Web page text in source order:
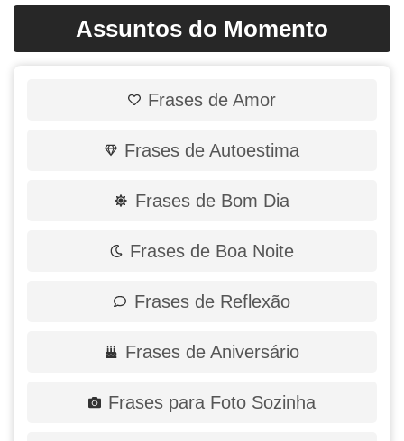
Assuntos do Momento
Frases de Amor
Frases de Autoestima
Frases de Bom Dia
Frases de Boa Noite
Frases de Reflexão
Frases de Aniversário
Frases para Foto Sozinha